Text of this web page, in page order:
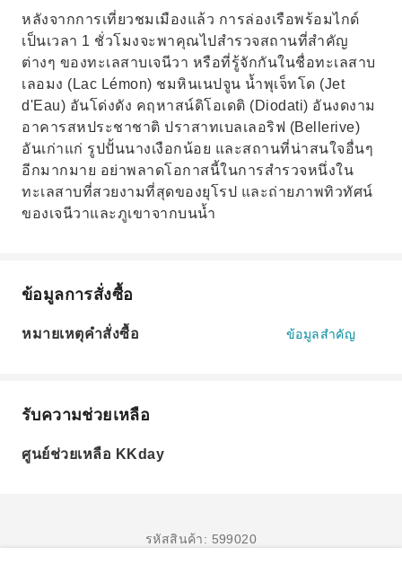
หลังจากการเที่ยวชมเมืองแล้ว การล่องเรือพร้อมไกด์
เป็นเวลา 1 ชั่วโมงจะพาคุณไปสำรวจสถานที่สำคัญ
ต่างๆ ของทะเลสาบเจนีวา หรือที่รู้จักกันในชื่อทะเลสาบ
เลอมง (Lac Lémon) ชมหินเนปจูน น้ำพุเจ็ทโด (Jet
d'Eau) อันโด่งดัง คฤหาสน์ดิโอเดติ (Diodati) อันงดงาม
อาคารสหประชาชาติ ปราสาทเบลเลอริฟ (Bellerive)
อันเก่าแก่ รูปปั้นนางเงือกน้อย และสถานที่น่าสนใจอื่นๆ
อีกมากมาย อย่าพลาดโอกาสนี้ในการสำรวจหนึ่งใน
ทะเลสาบที่สวยงามที่สุดของยุโรป และถ่ายภาพทิวทัศน์
ของเจนีวาและภูเขาจากบนน้ำ
ข้อมูลการสั่งซื้อ
หมายเหตุคำสั่งซื้อ ข้อมูลสำคัญ
รับความช่วยเหลือ
ศูนย์ช่วยเหลือ KKday
รหัสสินค้า: 599020